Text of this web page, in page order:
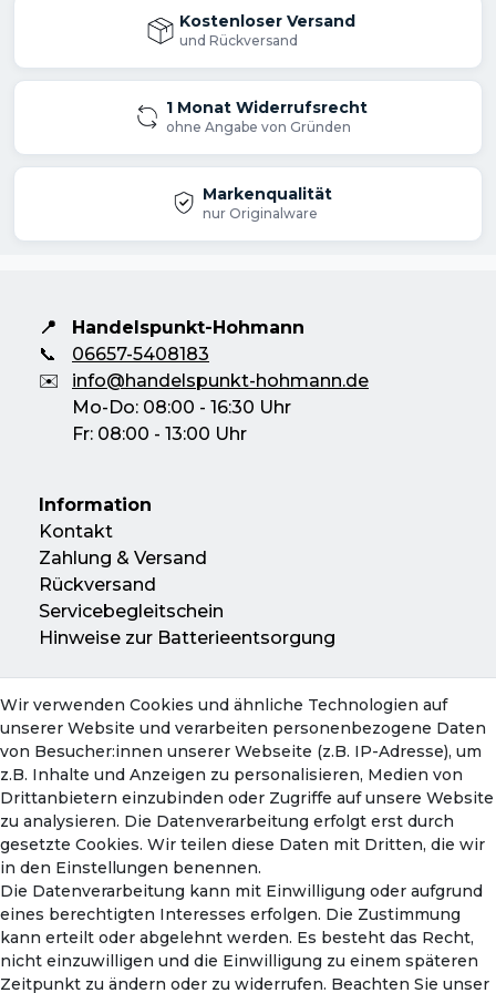
Akku BL1830B - Li-Ionen Akku für 18 V LXT
3,0 Ah Li-Ionen Akku mit
Ladezustandsanzeige. Leistungsstarker
Akku für 18 V LXT Makita Maschinen.
Ladezeit mit einem Schnellladegerät ca. 22
Lieferumfang
Arbeitsleuchte LED Lampe
Akku 3 Ah BL1830B
Ladegerät DC18RC
📦 Versandhinweis: Die Lieferung erfolgt
entweder im Originalkarton oder in
einem neutralen Versandkarton.
Kostenloser Versand
und Rückversand
1 Monat Widerrufsrecht
ohne Angabe von Gründen
Markenqualität
nur Originalware
📍
Handelspunkt-Hohmann
📞
06657-5408183
✉️
info@handelspunkt-hohmann.de
Mo-Do: 08:00 - 16:30 Uhr
Fr: 08:00 - 13:00 Uhr
Information
Kontakt
Zahlung & Versand
Rückversand
Servicebegleitschein
Hinweise zur Batterieentsorgung
Konto
Mein Konto
Warenkorb
Zahlungsmethoden
Wir verwenden Cookies und ähnliche Technologien auf
unserer Website und verarbeiten personenbezogene Daten
von Besucher:innen unserer Webseite (z.B. IP-Adresse), um
z.B. Inhalte und Anzeigen zu personalisieren, Medien von
Drittanbietern einzubinden oder Zugriffe auf unsere Website
zu analysieren. Die Datenverarbeitung erfolgt erst durch
gesetzte Cookies. Wir teilen diese Daten mit Dritten, die wir
in den Einstellungen benennen.
Die Datenverarbeitung kann mit Einwilligung oder aufgrund
eines berechtigten Interesses erfolgen. Die Zustimmung
kann erteilt oder abgelehnt werden. Es besteht das Recht,
nicht einzuwilligen und die Einwilligung zu einem späteren
Zeitpunkt zu ändern oder zu widerrufen. Beachten Sie unser